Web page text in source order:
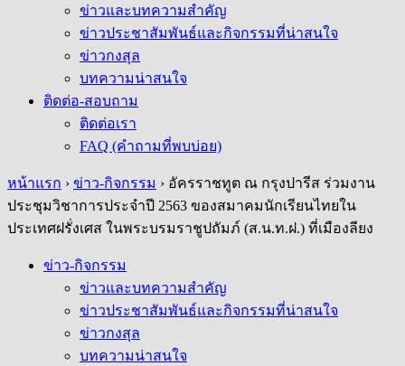
ข่าวและบทความสำคัญ
ข่าวประชาสัมพันธ์และกิจกรรมที่น่าสนใจ
ข่าวกงสุล
บทความน่าสนใจ
ติดต่อ-สอบถาม
ติดต่อเรา
FAQ (คำถามที่พบบ่อย)
หน้าแรก › ข่าว-กิจกรรม › อัครราชทูต ณ กรุงปารีส ร่วมงาน
ประชุมวิชาการประจำปี 2563 ของสมาคมนักเรียนไทยใน
ประเทศฝรั่งเศส ในพระบรมราชูปถัมภ์ (ส.น.ท.ฝ.) ที่เมืองลียง
ข่าว-กิจกรรม
ข่าวและบทความสำคัญ
ข่าวประชาสัมพันธ์และกิจกรรมที่น่าสนใจ
ข่าวกงสุล
บทความน่าสนใจ